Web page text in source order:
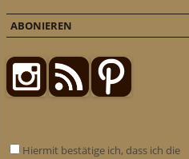
ABONIEREN
Hiermit bestätige ich, dass ich die